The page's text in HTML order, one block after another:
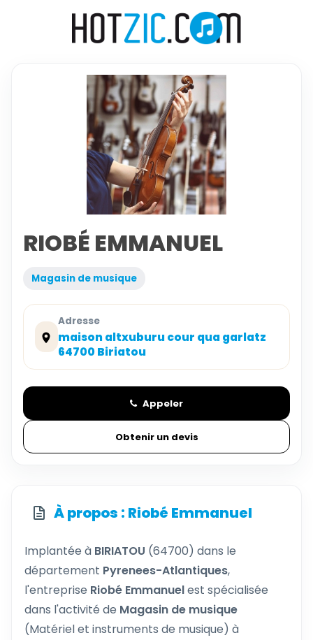
RIOBÉ EMMANUEL
Magasin de musique
Adresse
maison altxuburu cour qua garlatz
64700 Biriatou
Appeler
Obtenir un devis
À propos : Riobé Emmanuel
Implantée à BIRIATOU (64700) dans le
département Pyrenees-Atlantiques,
l'entreprise Riobé Emmanuelest spécialisée
dans l'activité de Magasin de musique
(Matériel et instruments de musique) à